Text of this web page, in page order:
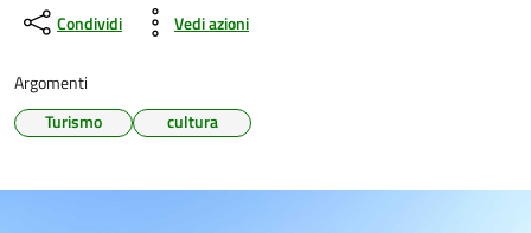
Condividi Vedi azioni
Argomenti
Turismo
cultura